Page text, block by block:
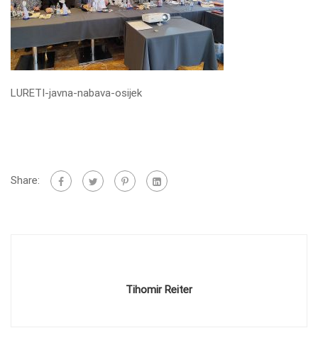
LURETI-javna-nabava-osijek
Share:
Tihomir Reiter